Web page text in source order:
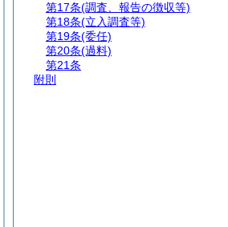
第17条(調査、報告の徴収等)
第18条(立入調査等)
第19条(委任)
第20条(過料)
第21条
附則